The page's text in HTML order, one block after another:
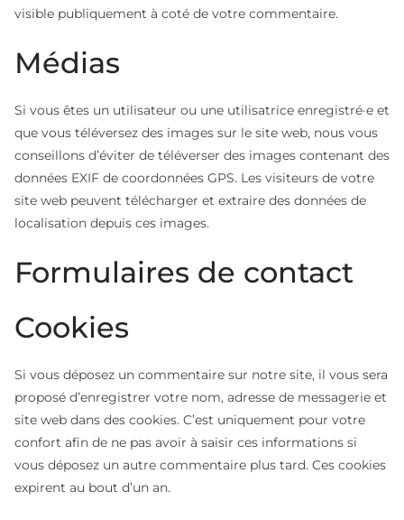
visible publiquement à coté de votre commentaire.
Médias
Si vous êtes un utilisateur ou une utilisatrice enregistré·e et
que vous téléversez des images sur le site web, nous vous
conseillons d’éviter de téléverser des images contenant des
données EXIF de coordonnées GPS. Les visiteurs de votre
site web peuvent télécharger et extraire des données de
localisation depuis ces images.
Formulaires de contact
Cookies
Si vous déposez un commentaire sur notre site, il vous sera
proposé d’enregistrer votre nom, adresse de messagerie et
site web dans des cookies. C’est uniquement pour votre
confort afin de ne pas avoir à saisir ces informations si
vous déposez un autre commentaire plus tard. Ces cookies
expirent au bout d’un an.